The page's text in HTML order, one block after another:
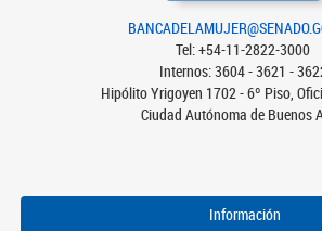
Tel: +54-11-2822-3000
Internos: 3604 - 3621 -
Hipólito Yrigoyen 1702 - 6º Piso,
Ciudad Autónoma de Buenos
Información